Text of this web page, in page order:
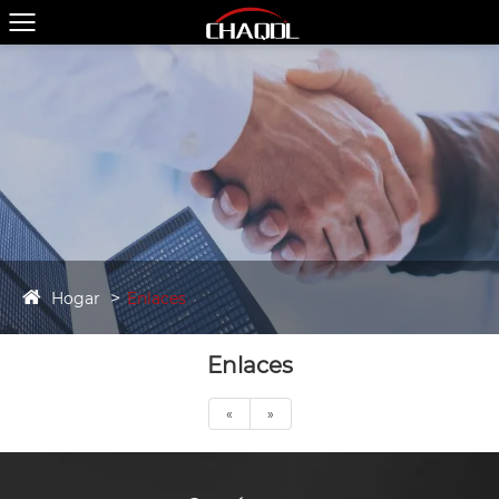
Hogar Enlaces
Enlaces
« »